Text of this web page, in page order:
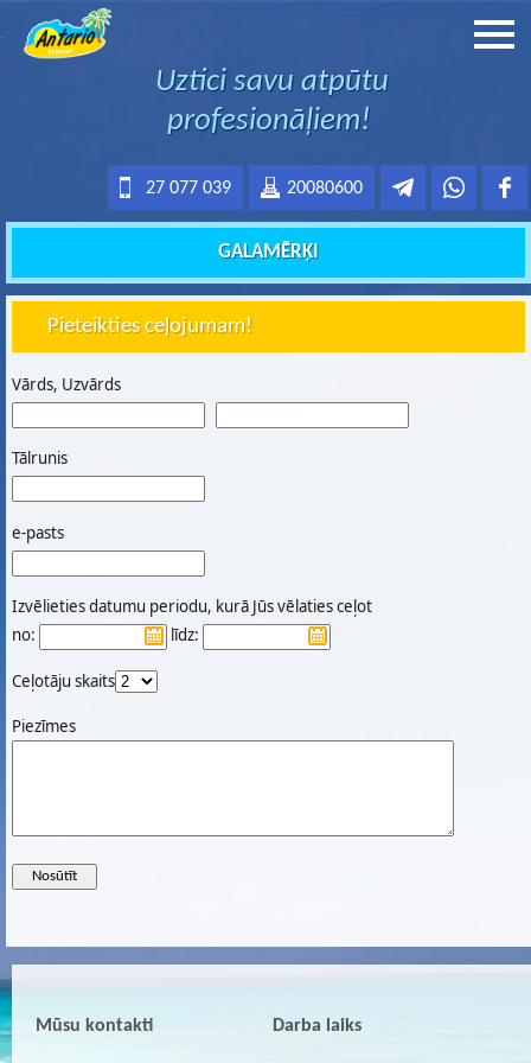
Uztici savu atpūtu
profesionāļiem!
20080600
27 077 039
GALAMĒRĶI
Pieteikties ceļojumam!
Vārds, Uzvārds
Tālrunis
e-pasts
Izvēlieties datumu periodu, kurā Jūs vēlaties ceļot
no:
līdz:
Ceļotāju skaits
Piezīmes
Mūsu kontakti Darba laiks